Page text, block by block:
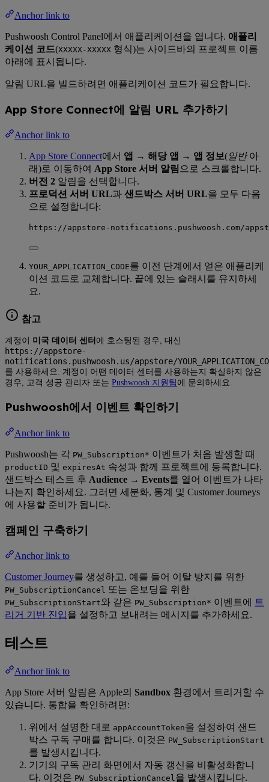
Anchor link to
Pushwoosh Control Panel에서 애플리케이션을 엽니다. 애플리
케이션 코드(XXXXX-XXXXX 형식)는 사이드바의 프로젝트 이름
아래에 표시됩니다.
알림 URL을 빌드하려면 애플리케이션 코드가 필요합니다.
App Store Connect에 알림 URL 추가하기
Anchor link to
App Store Connect에서 앱 → 해당 앱 → 앱 정보(일반아
래)로 이동하여 App Store 서버 알림 으로 스크롤합니다.
버전 2 알림을 선택합니다.
프로덕션 서버 URL과 샌드박스 서버 URL을 모두 다음
으로 설정합니다:
https://appstore-notifications.pushwoosh.com/appstore/
YOUR_APPLICATION_CODE를 이전 단계에서 얻은 애플리케
이션 코드로 교체합니다. 끝에 있는 슬래시를 유지하세
요.
참고
계정이 미국 데이터 센터 에 호스팅된 경우, 대신
https://appstore-
notifications.pushwoosh.us/appstore/
를 사용하세요. 계정이 어떤 데이터 센터를 사용하는지 확실하지 않은
경우, 고객 성공 관리자 또는 Pushwoosh 지원팀 에 문의하세요.
Pushwoosh에서 이벤트 확인하기
Anchor link to
Pushwoosh는 각 PW_Subscription* 이벤트가 처음 발생할 때
productID 및 expiresAt 속성과 함께 프로젝트에 등록합니다.
샌드박스 테스트 후 Audience → Events를 열어 이벤트가 나타
나는지 확인하세요. 그러면 세분화, 통계 및 Customer Journeys
에 사용할 준비가 됩니다.
캠페인 구축하기
Anchor link to
Customer Journey를 생성하고, 예를 들어 이탈 방지를 위한
PW_SubscriptionCancel 또는 온보딩을 위한
PW_SubscriptionStart와 같은 PW_Subscription* 이벤트에
트
리거 기반 진입을 설정하고 보내려는 메시지를 추가하세요.
테스트
Anchor link to
App Store 서버 알림은 Apple의 Sandbox 환경에서 트리거할 수
있습니다. 통합을 확인하려면:
위에서 설명한 대로 appAccountToken을 설정하여 샌드
박스 구독 구매를 합니다. 이것은 PW_SubscriptionStart
를 발생시킵니다.
기기의 구독 관리 화면에서 자동 갱신을 비활성화합니
다. 이것은 PW_SubscriptionCancel을 발생시킵니다.